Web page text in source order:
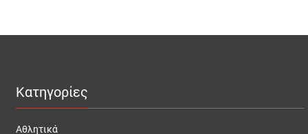
Κατηγορίες
Αθλητικά